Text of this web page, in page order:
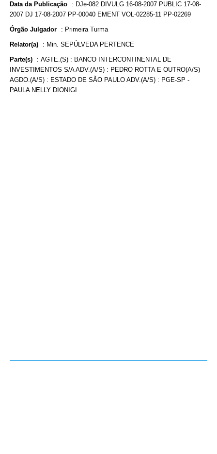
Data da Publicação : DJe-082 DIVULG 16-08-2007 PUBLIC 17-08-
2007 DJ 17-08-2007 PP-00040 EMENT VOL-02285-11 PP-02269
Órgão Julgador : Primeira Turma
Relator(a) : Min. SEPÚLVEDA PERTENCE
Parte(s) : AGTE.(S) : BANCO INTERCONTINENTAL DE
INVESTIMENTOS S/A ADV.(A/S) : PEDRO ROTTA E OUTRO(A/S)
AGDO.(A/S) : ESTADO DE SÃO PAULO ADV.(A/S) : PGE-SP -
PAULA NELLY DIONIGI